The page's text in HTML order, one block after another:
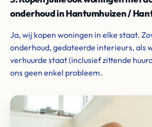
onderhoud in Hantumhuizen /
Ja, wij kopen woningen in elke staat.
onderhoud, gedateerde interieurs, als
verhuurde staat (inclusief zittende
ons geen enkel probleem.